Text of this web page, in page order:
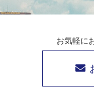
お気軽に